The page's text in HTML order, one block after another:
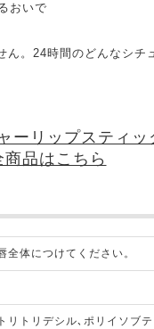
おいで
。24時間のどんなシチ
ーリップスティッ
商品はこちら
全体につけてください。
リトリデシル､ポリイソブ